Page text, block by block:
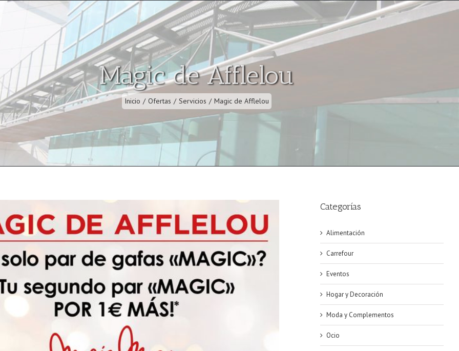
Magic de Afflelou
Inicio / Ofertas / Servicios / Magic de Afflelou
Categorías
Alimentación
Carrefour
Eventos
Hogar y Decoración
Moda y Complementos
Ocio